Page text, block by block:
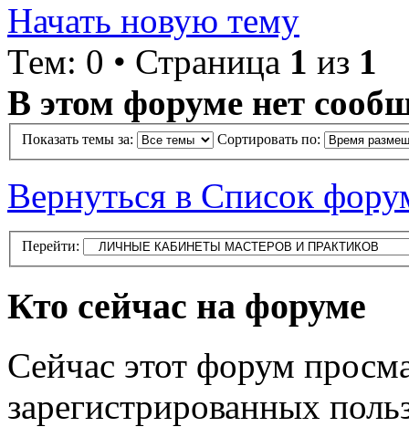
Начать новую тему
Тем: 0 • Страница 1 из 1
В этом форуме нет
Показать темы за: Сортировать по:
Вернуться в Список
Перейти:
Кто сейчас на форуме
Сейчас этот форум
зарегистрированных